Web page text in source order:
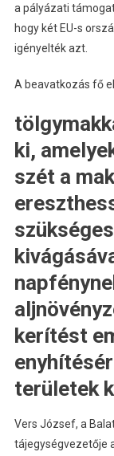
a pályázati
hogy két EU-s
igényelték azt.
A beavatkozás fő
ki,
szét a
kerítést
területek
Vers József, a
tájegységvezetője